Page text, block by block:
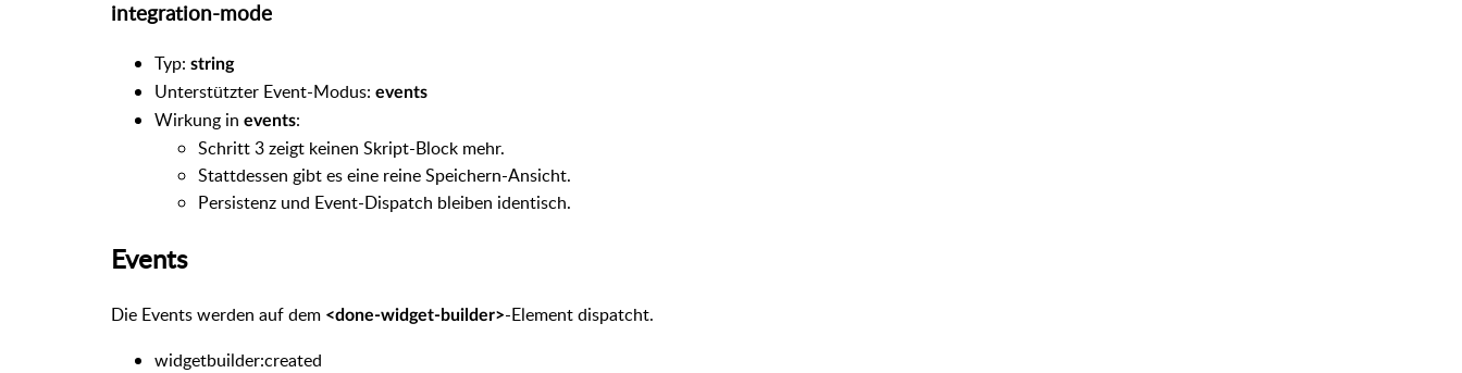
integration-mode
Typ: string
Unterstützter Event-Modus: events
Wirkung in events:
Schritt 3 zeigt keinen Skript-Block mehr.
Stattdessen gibt es eine reine Speichern-Ansicht.
Persistenz und Event-Dispatch bleiben identisch.
Events
Die Events werden auf dem <done-widget-builder>-Element dispatcht.
widgetbuilder:created